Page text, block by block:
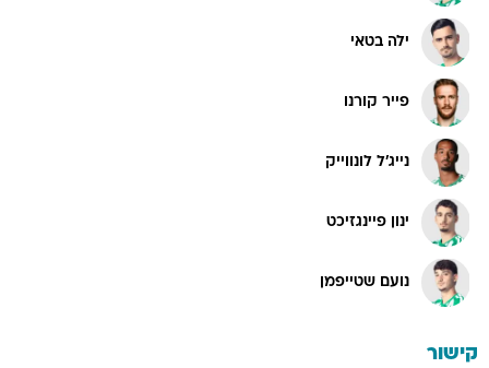
ילה בטאי
פייר קורנו
נייג'ל לונווייק
ינון פיינגזיכט
נועם שטייפמן
קישור